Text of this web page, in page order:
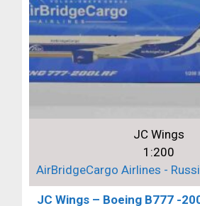
JC Wings
1:200
AirBridgeCargo Airlines -
JC Wings – Boeing B777 -